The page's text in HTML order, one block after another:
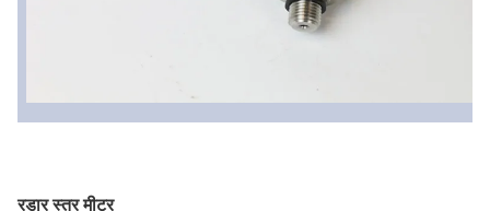
रडार स्तर मीटर